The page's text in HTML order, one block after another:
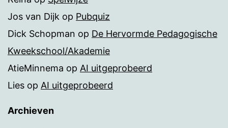
Jos van Dijk op Pubquiz
Dick Schopman op De Hervormde Pedagogische
Kweekschool/Akademie
AtieMinnema op AI uitgeprobeerd
Lies op AI uitgeprobeerd
Archieven